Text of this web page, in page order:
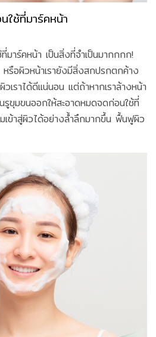
ใช้ที่มาร์คหน้า
มาร์คหน้า เป็นสิ่งที่จำเป็นมากกกก!
หรือผิวหน้าเรายังมีสิ่งสกปรกตกค้าง
เราได้ดีแน่นอน แต่ถ้าหากเราล้างหน้า
ขุมขนออกให้สะอาดหมดจดก่อนใช้ที่
เข้าสู่ผิวได้อย่างล้ำลึกมากขึ้น ฟื้นฟูผิว